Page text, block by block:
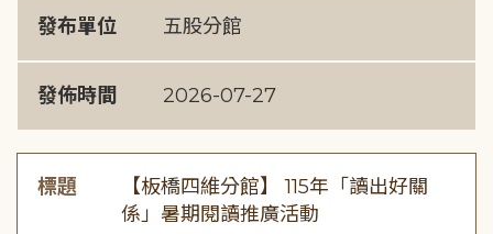
發布單位 五股分館
發佈時間 2026-07-27
標題
【板橋四維分館】 115年「讀出好關
係」暑期閱讀推廣活動